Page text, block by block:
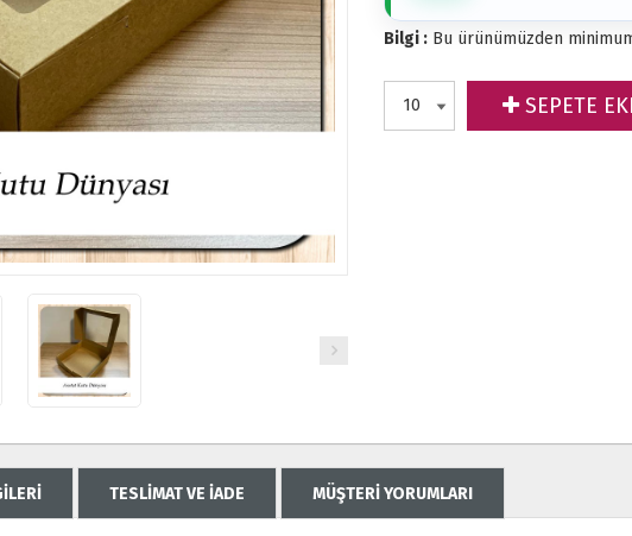
Bilgi : Bu ürünümüzden
SEPETE
TESLİMAT VE İADE MÜŞTERİ YORUMLARI